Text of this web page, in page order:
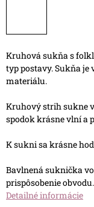
Kruhová sukňa s
typ postavy. Sukňa je
materiálu.
Kruhový strih sukne
spodok krásne vlní a
K sukni sa krásne
Bavlnená suknička
prispôsobenie
Detailné informácie